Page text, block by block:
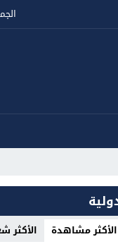
الجمعة 7 أغسطس
الأكثر مشاهدة الأكثر